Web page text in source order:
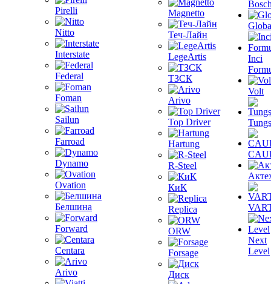
Pirelli
Nitto
Interstate
Federal
Foman
Sailun
Farroad
Dynamo
Ovation
Белшина
Forward
Centara
Arivo
Magnetto
Теч-Лайн
LegeArtis
ТЗСК
Arivo
Top Driver
Hartung
R-Steel
КиК
Replica
ORW
Forsage
Диск
Inci
Volt
Next
Level